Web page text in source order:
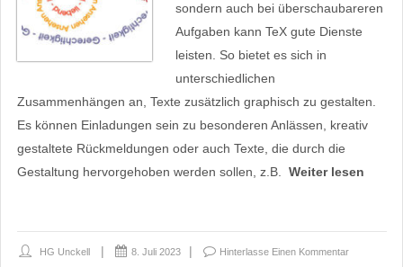
sondern auch bei überschaubareren
Aufgaben kann TeX gute Dienste
leisten. So bietet es sich in
unterschiedlichen
Zusammenhängen an, Texte zusätzlich graphisch zu gestalten.
Es können Einladungen sein zu besonderen Anlässen, kreativ
gestaltete Rückmeldungen oder auch Texte, die durch die
Gestaltung hervorgehoben werden sollen, z.B.
Weiter lesen
HG Unckell 8. Juli 2023 Hinterlasse Einen Kommentar